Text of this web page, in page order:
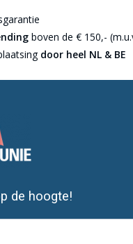
boven de € 150,-
door heel NL & BE
de hoogte!